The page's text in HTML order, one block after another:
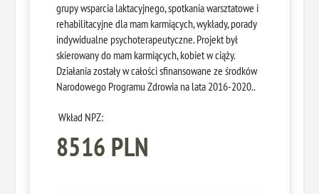
grupy wsparcia laktacyjnego, spotkania warsztatowe i
rehabilitacyjne dla mam karmiących, wykłady, porady
indywidualne psychoterapeutyczne. Projekt był
skierowany do mam karmiących, kobiet w ciąży.
Działania zostały w całości sfinansowane ze środków
Narodowego Programu Zdrowia na lata 2016-2020..
Wkład NPZ:
8516 PLN